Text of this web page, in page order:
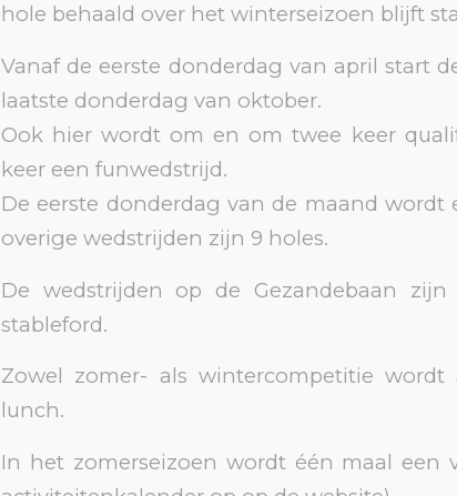
hole behaald over het winterseizoen blijft
Vanaf de eerste donderdag van april start
laatste donderdag van oktober.
Ook hier wordt om en om twee keer
keer een funwedstrijd.
De eerste donderdag van de maand wordt
overige wedstrijden zijn 9 holes.
De wedstrijden op de Gezandebaan
stableford.
Zowel zomer- als wintercompetitie
lunch.
In het zomerseizoen wordt één maal een